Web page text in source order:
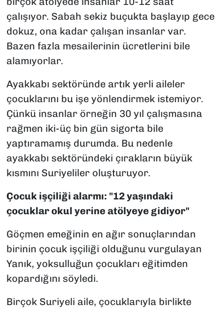
çalışıyor. Sabah sekiz buçukta başlayıp gece
dokuz, ona kadar çalışan insanlar var.
Bazen fazla mesailerinin ücretlerini bile
alamıyorlar.
Ayakkabı sektöründe artık yerli aileler
çocuklarını bu işe yönlendirmek istemiyor.
Çünkü insanlar örneğin 30 yıl çalışmasına
rağmen iki-üç bin gün sigorta bile
yaptıramamış durumda. Bu nedenle
ayakkabı sektöründeki çırakların büyük
kısmını Suriyeliler oluşturuyor.
Çocuk işçiliği alarmı: "12 yaşındaki
çocuklar okul yerine atölyeye gidiyor"
Göçmen emeğinin en ağır sonuçlarından
birinin çocuk işçiliği olduğunu vurgulayan
Yanık, yoksulluğun çocukları eğitimden
kopardığını söyledi.
Birçok Suriyeli aile, çocuklarıyla birlikte